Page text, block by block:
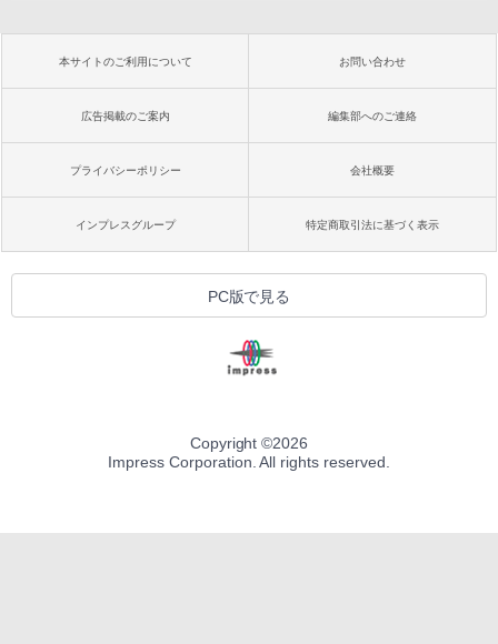
本サイトのご利用について お問い合わせ
広告掲載のご案内 編集部へのご連絡
プライバシーポリシー 会社概要
インプレスグループ 特定商取引法に基づく表示
PC版で見る
Copyright ©2026
Impress Corporation. All rights reserved.